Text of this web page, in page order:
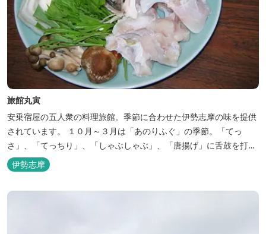
旅館丸寅
安乗宿屋の五人衆の料理旅館。季節に合わせた伊勢志摩の味を提供
されています。 １０月～３月は「あのりふぐ」の季節。「てっ
さ」、「てっちり」、「しゃぶしゃぶ」、「唐揚げ」に舌鼓を打っ
ていただけます。その他、クエマス、伊勢エビ料理もあり。
伊勢志摩